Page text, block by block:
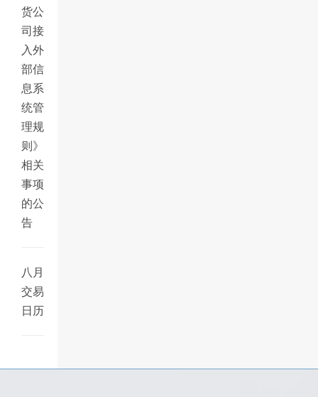
货公
司接
入外
部信
息系
统管
理规
则》
相关
事项
的公
告
八月
交易
日历